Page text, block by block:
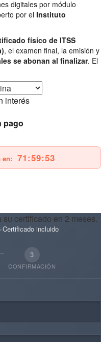
digitales por módulo
por elInstituto
físico de ITSS
, el examen final, la emisión y
se abonan al finalizar. El
interés
pago
en: 71:59:51
certificado en 2 meses.
·Certificado incluido
3
CONFIRMACIÓN